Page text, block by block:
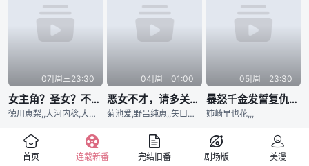
07|周三23:30
女主角？圣女？不，我是杂役女仆（自豪）！
徳川恵梨,,大河内稔,大河内稔
04|周一01:00
恶女不才，请多关照 ～雏宫蝶鼠换身传～
菊池爱,野吕纯恵,,矢口圣奈 (studio Pablo)
05|周一23:30
暴怒千金发誓复仇。～凭借魔导书之力打垮祖国～
姉崎早也花,,,
首页 连载新番 完结旧番 剧场版 美漫